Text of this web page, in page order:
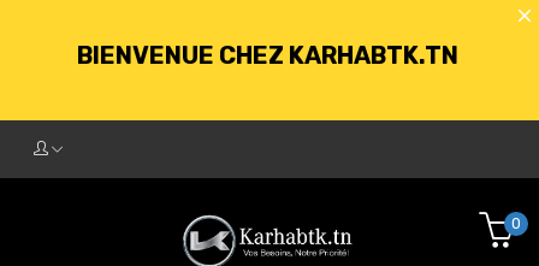
BIENVENUE CHEZ KARHABTK.TN
0